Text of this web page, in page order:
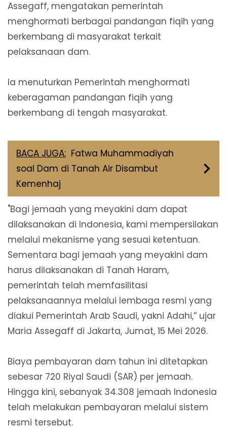
Assegaff, mengatakan pemerintah
menghormati berbagai pandangan fiqih yang
berkembang di masyarakat terkait
pelaksanaan dam.
Ia menuturkan Pemerintah menghormati
keberagaman pandangan fiqih yang
berkembang di tengah masyarakat.
BACA JUGA: Fatwa Muhammadiyah
soal Dam di Tanah Air Disambut
Kemenhaj
"Bagi jemaah yang meyakini dam dapat
dilaksanakan di Indonesia, kami mempersilakan
melalui mekanisme yang sesuai ketentuan.
Sementara bagi jemaah yang meyakini dam
harus dilaksanakan di Tanah Haram,
pemerintah telah memfasilitasi
pelaksanaannya melalui lembaga resmi yang
diakui Pemerintah Arab Saudi, yakni Adahi,” ujar
Maria Assegaff di Jakarta, Jumat, 15 Mei 2026.
Biaya pembayaran dam tahun ini ditetapkan
sebesar 720 Riyal Saudi (SAR) per jemaah.
Hingga kini, sebanyak 34.308 jemaah Indonesia
telah melakukan pembayaran melalui sistem
resmi tersebut.